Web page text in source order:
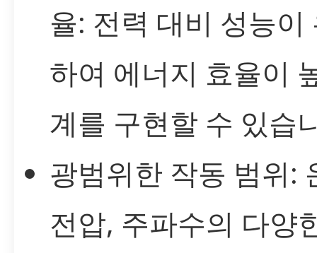
율: 전력 대비 성능이
하여 에너지 효율이
계를 구현할 수 있습
광범위한 작동 범위:
전압, 주파수의 다양